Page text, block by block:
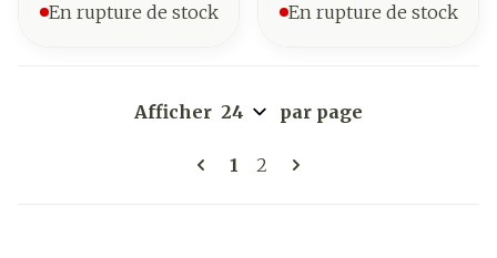
En rupture de stock En rupture de stock
Pages
Vous lisez actuellement la
1 Page
2
Afficher par page